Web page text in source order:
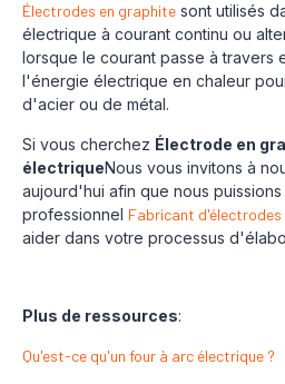
Électrodes en graphite sont utilisés
électrique à courant continu ou
lorsque le courant passe à travers
l'énergie électrique en chaleur
d'acier ou de métal.
Si vous cherchez Électrode en
électriqueNous vous invitons à
aujourd'hui afin que nous
professionnel Fabricant
aider dans votre processus
Plus de ressources:
Qu'est-ce qu'un four à arc électrique ?